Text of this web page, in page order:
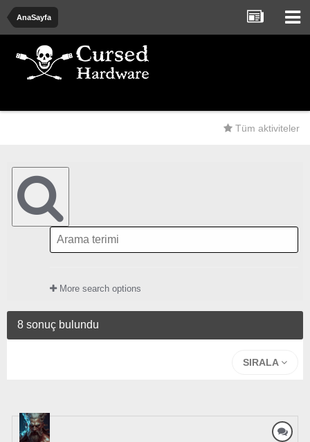
AnaSayfa
Tüm aktiviteler
More search options
8 sonuç bulundu
SIRALA